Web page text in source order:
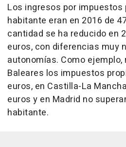
Los ingresos por impuestos
habitante eran en 2016 de
cantidad se ha reducido en
euros, con diferencias muy
autonomías. Como ejemplo,
Baleares los impuestos
euros, en Castilla-La
euros y en Madrid no
habitante.